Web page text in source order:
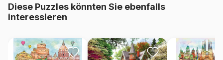
Diese Puzzles könnten Sie ebenfalls
interessieren